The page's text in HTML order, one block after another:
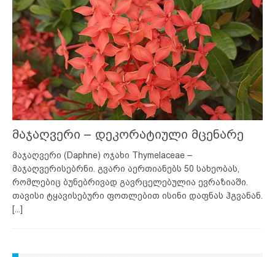
მაჯაღვერი – დეკორატიული მცენარე
მაჯაღვერი (Daphne) ოჯახი Thymelaceae –
მაჯაღვერისებრნი. გვარი აერთიანებს 50 სახეობას,
რომლებიც ბუნებრივად გავრცელებულია ევრაზიაში.
თავისი ტყავისებური ფოთლებით ისინი დაფნას ჰგვანან.
[...]